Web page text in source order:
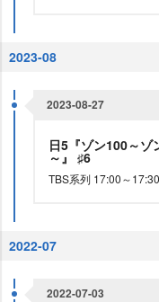
2023-08
2023-08-27
日5『ゾン100～ゾ
～』 ♯6
TBS系列 17:00～17:30
2022-07
2022-07-03